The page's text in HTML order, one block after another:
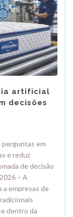
artificial
decisões
em
e reduz
de decisão
– A
a empresas de
dentro da